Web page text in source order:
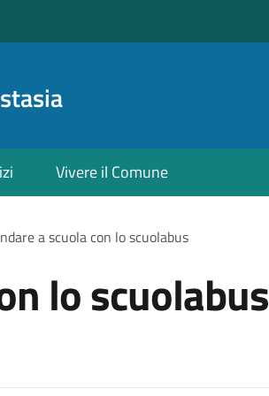
Vivere il Comune
a scuola con lo scuolabus
lo scuolabus